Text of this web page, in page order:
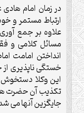
در زمان امام هادی
ارتباط مستمر و خوبی
علاوه بر جمع آوری
مسائل کلامی و فقهی
انداختن امامت
خستگی ناپذیری از خود
این وکلا دستخوش
تکذیب آن حضرت هم
جایگزین آنها می